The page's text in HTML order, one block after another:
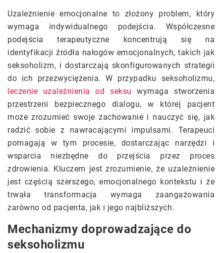
Uzależnienie emocjonalne to złożony problem, który
wymaga indywidualnego podejścia. Współczesne
podejścia terapeutyczne koncentrują się na
identyfikacji źródła nałogów emocjonalnych, takich jak
seksoholizm, i dostarczają skonfigurowanych strategii
do ich przezwyciężenia. W przypadku seksoholizmu,
leczenie uzależnienia od seksu wymaga stworzenia
przestrzeni bezpiecznego dialogu, w której pacjent
może zrozumieć swoje zachowanie i nauczyć się, jak
radzić sobie z nawracającymi impulsami. Terapeuci
pomagają w tym procesie, dostarczając narzędzi i
wsparcia niezbędne do przejścia przez proces
zdrowienia. Kluczem jest zrozumienie, że uzależnienie
jest częścią szerszego, emocjonalnego kontekstu i że
trwała transformacja wymaga zaangażowania
zarówno od pacjenta, jak i jego najbliższych.
Mechanizmy doprowadzające do
seksoholizmu